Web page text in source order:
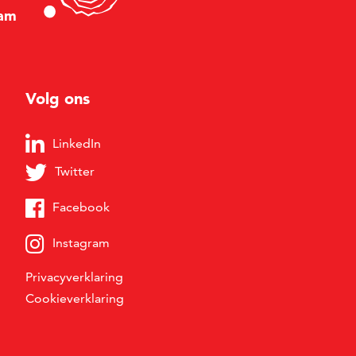
Volg ons
LinkedIn
Twitter
Facebook
Instagram
Privacyverklaring
Cookieverklaring